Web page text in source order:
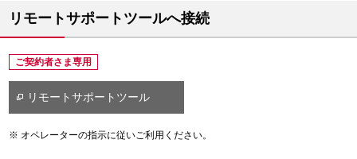
リモートサポートツールへ接続
ご契約者さま専用
リモートサポートツール
オペレーターの指示に従いご利用ください。